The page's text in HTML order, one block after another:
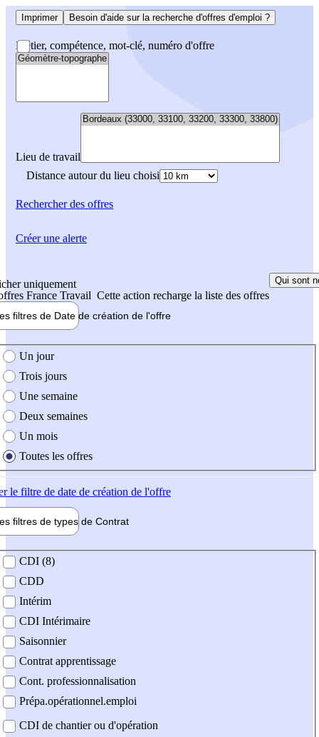
Imprimer Besoin d'aide sur la recherche d'offres d'emploi ?
Métier, compétence, mot-clé, numéro d'offre
Lieu de travail
Distance autour du lieu choisi
Rechercherdes offres
uniquement
France Travail Cette action recharge la liste des offres
Qui sont
filtres de Date de création de l'offre
création de l'offre
Un jour
Trois jours
Une semaine
Deux semaines
Un mois
Toutes les offres
le filtre de date de création de l'offre
filtres de types de Contrat
contrat
CDI (8)
CDD
Intérim
CDI Intérimaire
Saisonnier
Contrat apprentissage
Cont. professionnalisation
Prépa.opérationnel.emploi
CDI de chantier ou d'opération
Créer une alerte